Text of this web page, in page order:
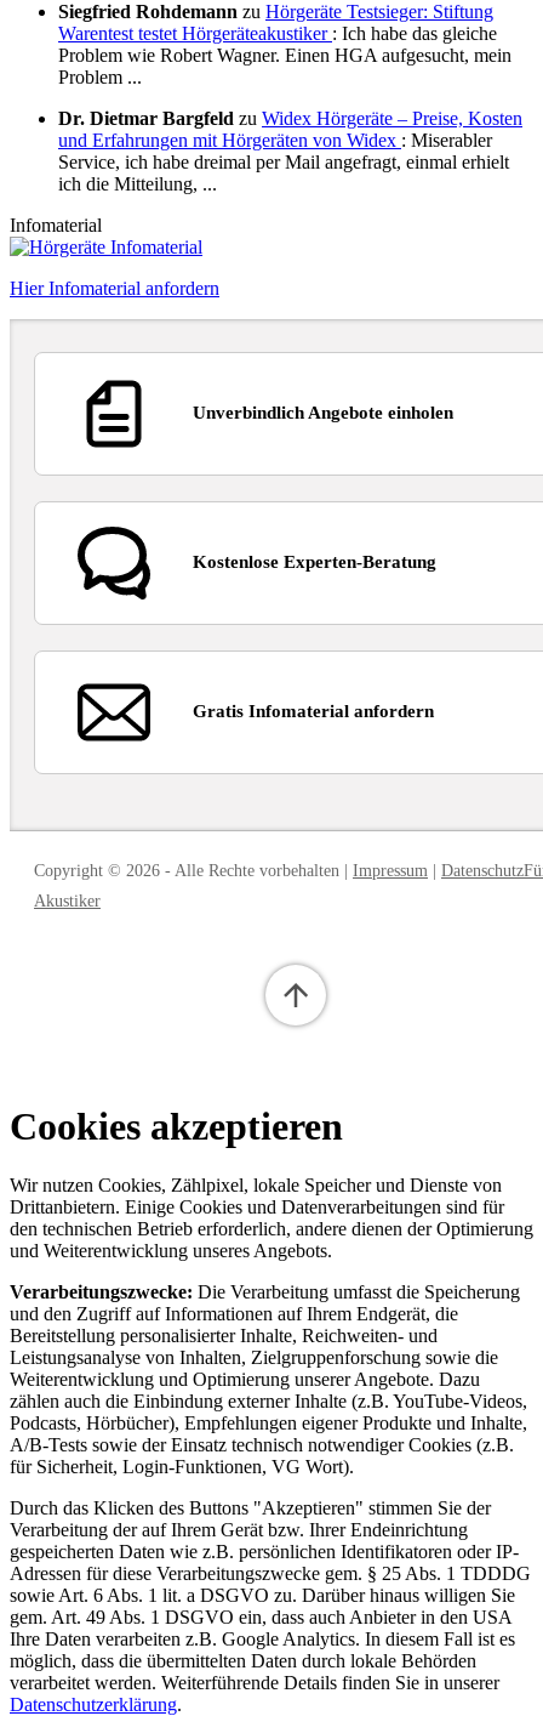
Siegfried Rohdemann zu Hörgeräte Testsieger: Stiftung
Warentest testet Hörgeräteakustiker : Ich habe das gleiche
Problem wie Robert Wagner. Einen HGA aufgesucht, mein
Problem ...
Dr. Dietmar Bargfeld zu Widex Hörgeräte – Preise, Kosten
und Erfahrungen mit Hörgeräten von Widex : Miserabler
Service, ich habe dreimal per Mail angefragt, einmal erhielt
ich die Mitteilung, ...
Infomaterial
Hier Infomaterial anfordern
Unverbindlich Angebote einholen
Kostenlose Experten-Beratung
Gratis Infomaterial anfordern
Copyright © 2026 - Alle Rechte vorbehalten Impressum Datenschutz
Akustiker
Cookies akzeptieren
Wir nutzen Cookies, Zählpixel, lokale Speicher und Dienste von
Drittanbietern. Einige Cookies und Datenverarbeitungen sind für
den technischen Betrieb erforderlich, andere dienen der Optimierung
und Weiterentwicklung unseres Angebots.
Verarbeitungszwecke: Die Verarbeitung umfasst die Speicherung
und den Zugriff auf Informationen auf Ihrem Endgerät, die
Bereitstellung personalisierter Inhalte, Reichweiten- und
Leistungsanalyse von Inhalten, Zielgruppenforschung sowie die
Weiterentwicklung und Optimierung unserer Angebote. Dazu
zählen auch die Einbindung externer Inhalte (z.B. YouTube-Videos,
Podcasts, Hörbücher), Empfehlungen eigener Produkte und Inhalte,
A/B-Tests sowie der Einsatz technisch notwendiger Cookies (z.B.
für Sicherheit, Login-Funktionen, VG Wort).
Durch das Klicken des Buttons "Akzeptieren" stimmen Sie der
Verarbeitung der auf Ihrem Gerät bzw. Ihrer Endeinrichtung
gespeicherten Daten wie z.B. persönlichen Identifikatoren oder IP-
Adressen für diese Verarbeitungszwecke gem. § 25 Abs. 1 TDDDG
sowie Art. 6 Abs. 1 lit. a DSGVO zu. Darüber hinaus willigen Sie
gem. Art. 49 Abs. 1 DSGVO ein, dass auch Anbieter in den USA
Ihre Daten verarbeiten z.B. Google Analytics. In diesem Fall ist es
möglich, dass die übermittelten Daten durch lokale Behörden
verarbeitet werden. Weiterführende Details finden Sie in unserer
Datenschutzerklärung.